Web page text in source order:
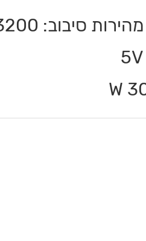
1800-3200 סל”ד